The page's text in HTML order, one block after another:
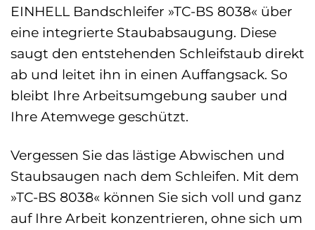
EINHELL Bandschleifer »TC-BS 8038« über
eine integrierte Staubabsaugung. Diese
saugt den entstehenden Schleifstaub direkt
ab und leitet ihn in einen Auffangsack. So
bleibt Ihre Arbeitsumgebung sauber und
Ihre Atemwege geschützt.
Vergessen Sie das lästige Abwischen und
Staubsaugen nach dem Schleifen. Mit dem
»TC-BS 8038« können Sie sich voll und ganz
auf Ihre Arbeit konzentrieren, ohne sich um